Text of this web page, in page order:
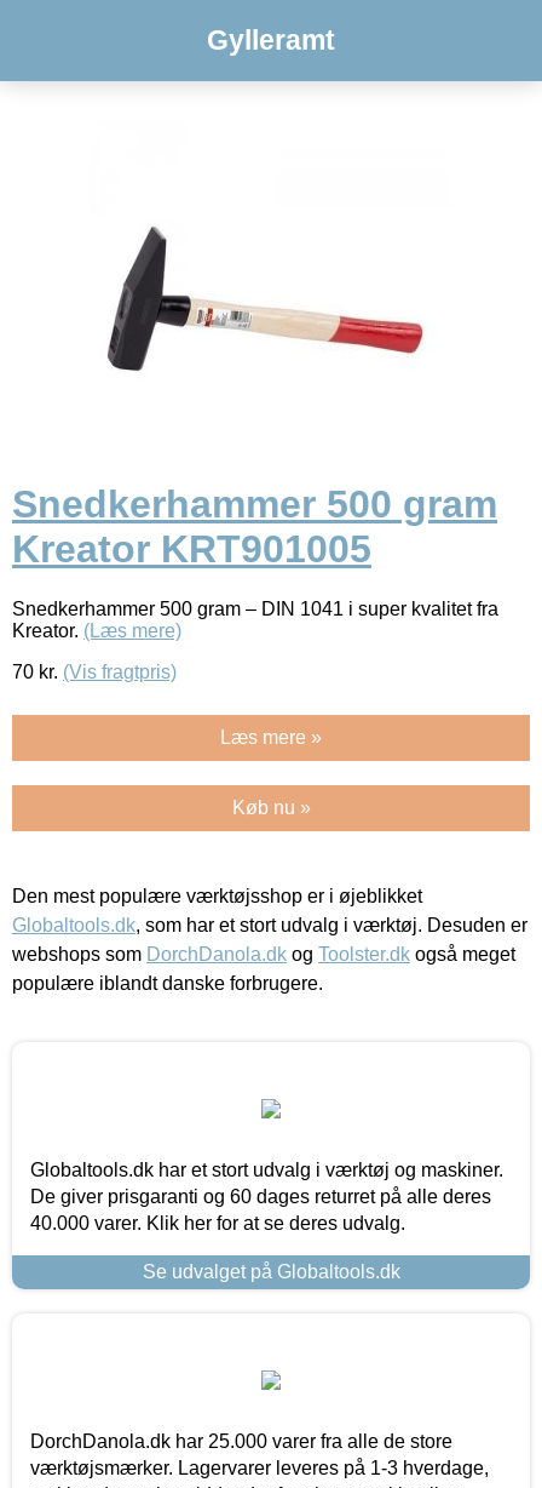
Gylleramt
Snedkerhammer 500 gram
Kreator KRT901005
Snedkerhammer 500 gram – DIN 1041 i super kvalitet fra
Kreator. (Læs mere)
70 kr. (Vis fragtpris)
Læs mere »
Køb nu »
Den mest populære værktøjsshop er i øjeblikket
Globaltools.dk, som har et stort udvalg i værktøj. Desuden er
webshops som DorchDanola.dk og Toolster.dk også meget
populære iblandt danske forbrugere.
Globaltools.dk har et stort udvalg i værktøj og maskiner.
De giver prisgaranti og 60 dages returret på alle deres
40.000 varer. Klik her for at se deres udvalg.
Se udvalget på Globaltools.dk
DorchDanola.dk har 25.000 varer fra alle de store
værktøjsmærker. Lagervarer leveres på 1-3 hverdage,